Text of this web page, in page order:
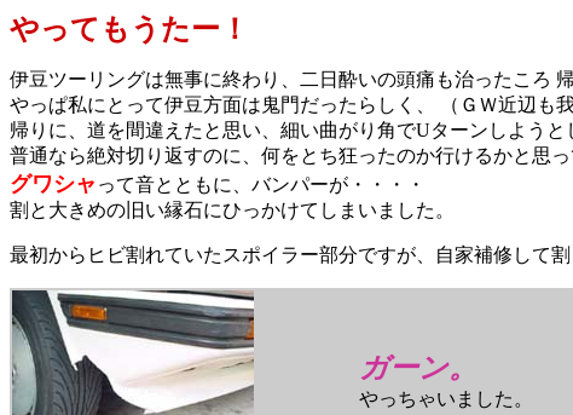
やってもうたー！
伊豆ツーリングは無事に終わり、二日酔いの頭痛も治ったころ
やっぱ私にとって伊豆方面は鬼門だったらしく、 （ＧＷ近辺も
帰りに、道を間違えたと思い、細い曲がり角でUターンしようと
普通なら絶対切り返すのに、何をとち狂ったのか行けるかと思っ
グワシャ って音とともに、バンパーが・・・・
割と大きめの旧い縁石にひっかけてしまいました。
最初からヒビ割れていたスポイラー部分ですが、自家補修して
ガーン。
やっちゃいました。